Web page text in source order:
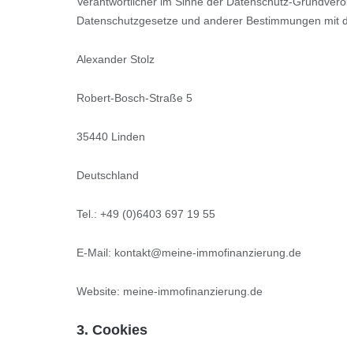
Datenschutzgesetze und anderer Bestimmungen mit
Alexander Stolz
Robert-Bosch-Straße 5
35440 Linden
Deutschland
Tel.: +49 (0)6403 697 19 55
E-Mail: kontakt@meine-immofinanzierung.de
Website: meine-immofinanzierung.de
3. Cookies